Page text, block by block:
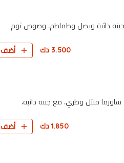
ذائبة وبصل وطماطم، وصوص ثوم.
3.500 دك أضف
متبّل وطري، مع جبنة ذائبة،
1.850 دك أضف